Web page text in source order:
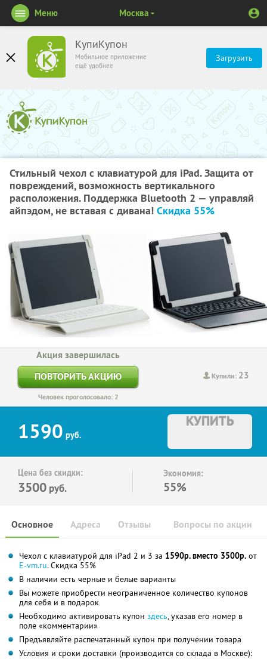
КупиКупон
Мобильное приложение
ещё удобнее
Загрузить
Меню Москва
Стильный чехол с клавиатурой для iPad. Защита от
повреждений, возможность вертикального
расположения. Поддержка Bluetooth 2 — управляй
айпэдом, не вставая с дивана! Скидка 55%
Купили: 23
Акция завершилась
ПОВТОРИТЬ АКЦИЮ
Человек проголосовало: 2
1590 руб.
КУПИТЬ
Цена без скидки:
3500 руб.
Экономия:
55%
Основное Отзывы Вопросы по акции
Адреса
Чехол с клавиатурой для iPad 2 и 3 за 1590р. вместо 3500р. от
E-vm.ru. Скидка 55%
В наличии есть черные и белые варианты
Вы можете приобрести неограниченное количество купонов
для себя и в подарок
Необходимо активировать купон здесь, указав его номер в
поле «комментарии»
Предъявляйте распечатанный купон при получении товара
Условия и сроки доставки (производится со склада в Москве):